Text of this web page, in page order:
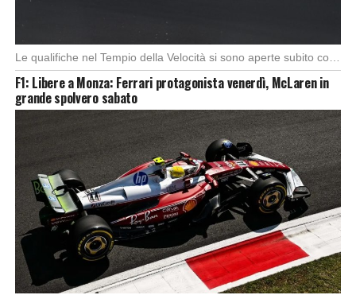
Le qualifiche nel Tempio della Velocità si sono aperte subito con buono spunto della McLaren; […]
F1: Libere a Monza: Ferrari protagonista venerdì, McLaren in
grande spolvero sabato